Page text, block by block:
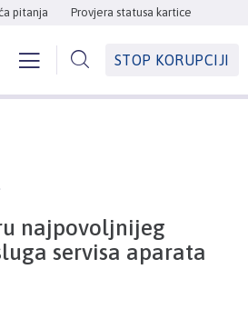
pitanja Provjera statusa kartice
STOP KORUPCIJI
najpovoljnijeg
servisa aparata